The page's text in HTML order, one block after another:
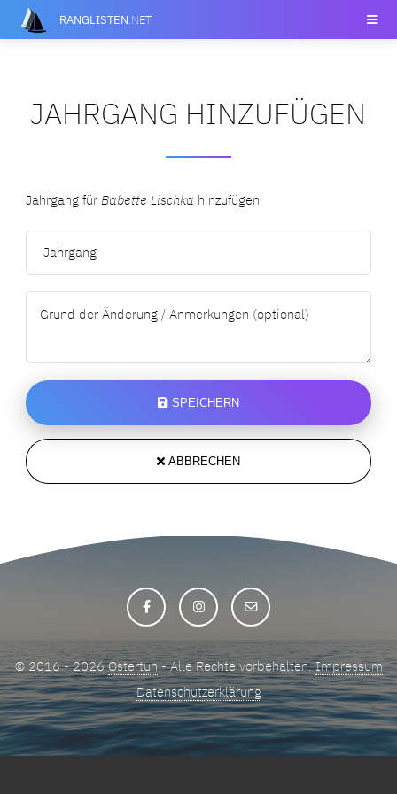
RANGLISTEN.NET
JAHRGANG HINZUFÜGEN
Jahrgang fürBabette Lischka hinzufügen
SPEICHERN
ABBRECHEN
© 2016 - 2026Ostertun- Alle Rechte vorbehalten.Impressum
Datenschutzerklärung